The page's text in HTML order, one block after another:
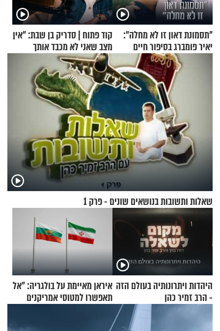
"תסמונת דאון זו לא מחלה":
יאיר פומברג בסיפור חיים
מעורר השראה
קוד פתוח | סדריק בן שבת: "אין
מצב שאני לא מכבד אותך
בבוקר בהנחת תפילין"
שאלות ותשובות בנושאים שונים - פרק 1
היהדות ויתרונותיה בעולם הזה
- הרב זמיר כהן
איראן מאיימת על בולגריה: "אל
תאפשרו למטוסי אמריקנים